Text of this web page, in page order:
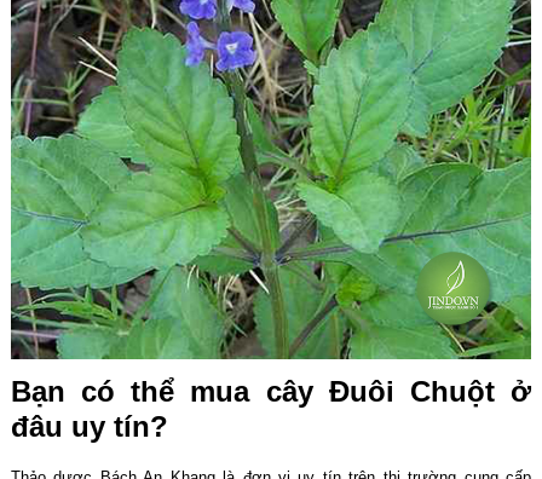
Bạn có thể mua cây Đuôi Chuột ở
đâu uy tín?